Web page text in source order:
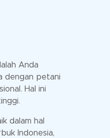
Anda
dengan petani
Hal ini
dalam hal
Indonesia,